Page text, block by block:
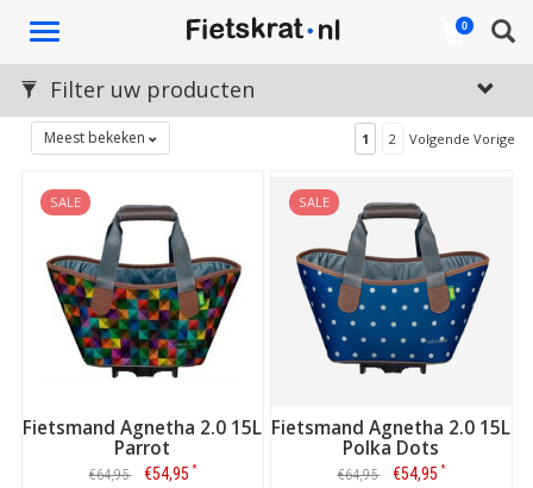
Toggle
0
Filter uw producten
Meest bekeken 1 2 Volgende Vorige
SALE
Fietsmand Agnetha 2.0 15L
Parrot
€64,95 €54,95 *
SALE
Fietsmand Agnetha 2.0 15L
Polka Dots
€64,95 €54,95 *